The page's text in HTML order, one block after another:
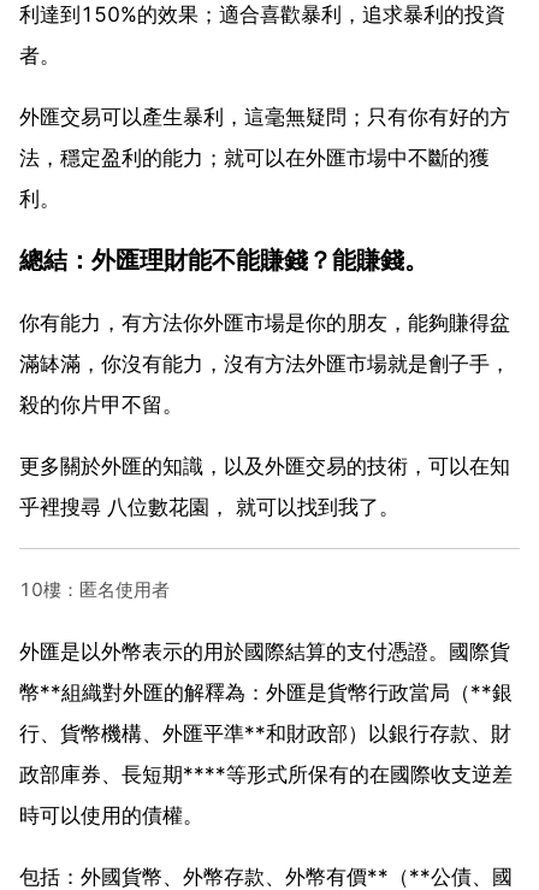
利達到150%的效果；適合喜歡暴利，追求暴利的投資
者。
外匯交易可以產生暴利，這毫無疑問；只有你有好的方
法，穩定盈利的能力；就可以在外匯市場中不斷的獲
利。
總結：外匯理財能不能賺錢？能賺錢。
你有能力，有方法你外匯市場是你的朋友，能夠賺得盆
滿缽滿，你沒有能力，沒有方法外匯市場就是劊子手，
殺的你片甲不留。
更多關於外匯的知識，以及外匯交易的技術，可以在知
乎裡搜尋 八位數花園， 就可以找到我了。
10樓：匿名使用者
外匯是以外幣表示的用於國際結算的支付憑證。國際貨
幣**組織對外匯的解釋為：外匯是貨幣行政當局（**銀
行、貨幣機構、外匯平準**和財政部）以銀行存款、財
政部庫券、長短期****等形式所保有的在國際收支逆差
時可以使用的債權。
包括：外國貨幣、外幣存款、外幣有價**（**公債、國